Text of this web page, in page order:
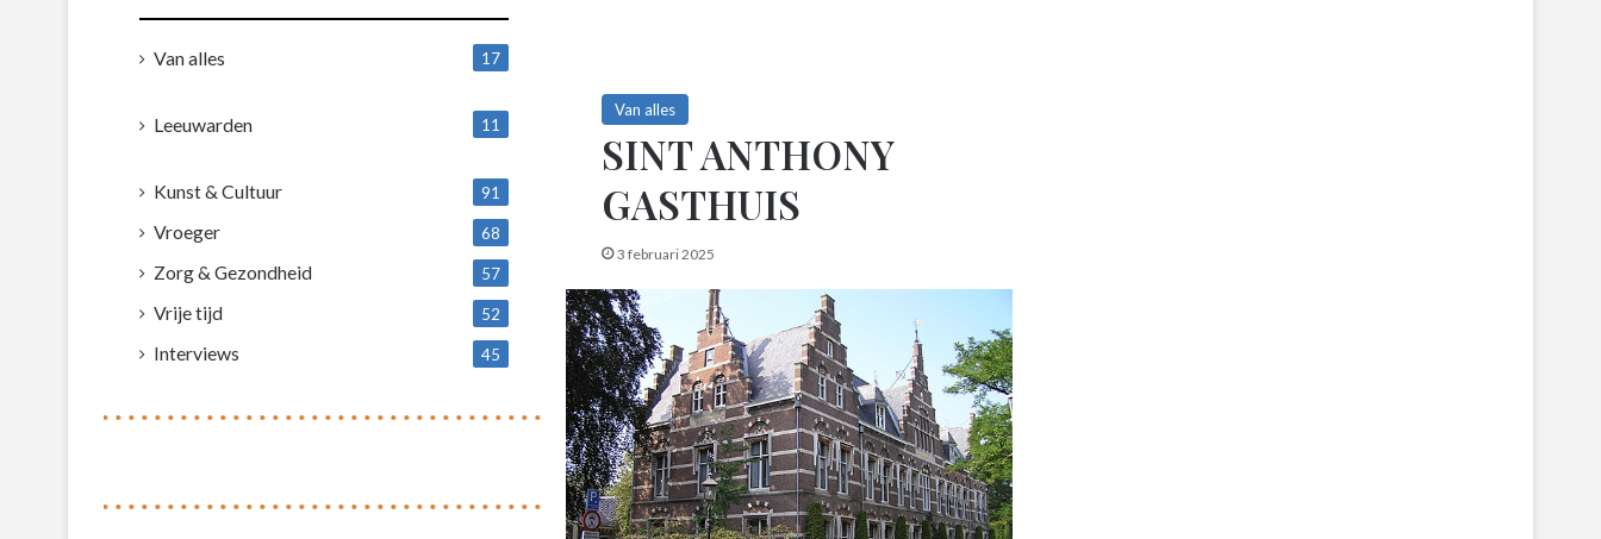
Van alles
SINT ANTHONY
GASTHUIS
3 februari 2025
Van alles
17
Leeuwarden
11
Kunst & Cultuur 91
Vroeger 68
Zorg & Gezondheid 57
Vrije tijd 52
Interviews 45